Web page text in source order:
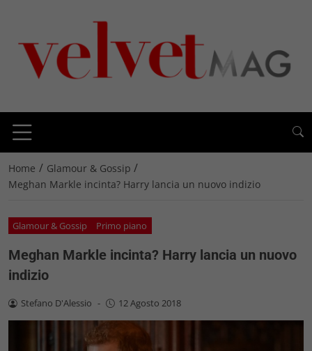
Home / Glamour & Gossip /
Meghan Markle incinta? Harry lancia un nuovo indizio
Glamour & Gossip Primo piano
Meghan Markle incinta? Harry lancia un nuovo
indizio
Stefano D'Alessio - 12 Agosto 2018